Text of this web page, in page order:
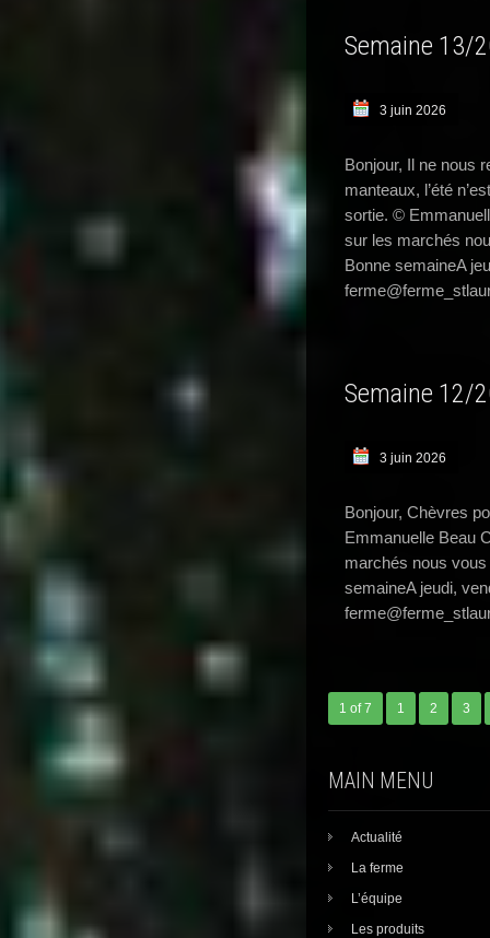
Semaine 13/
3 juin 2026
Bonjour, Il ne nous
manteaux, l’été
sortie. ©
sur les marchés
Bonne semaineA
Semaine 12/
3 juin 2026
Bonjour, Chèvres
Emmanuelle Beau
marchés nous
semaineA jeudi,
1 of 7 1 2 3
MAIN MENU
Actualité
La ferme
L’équipe
Les produits